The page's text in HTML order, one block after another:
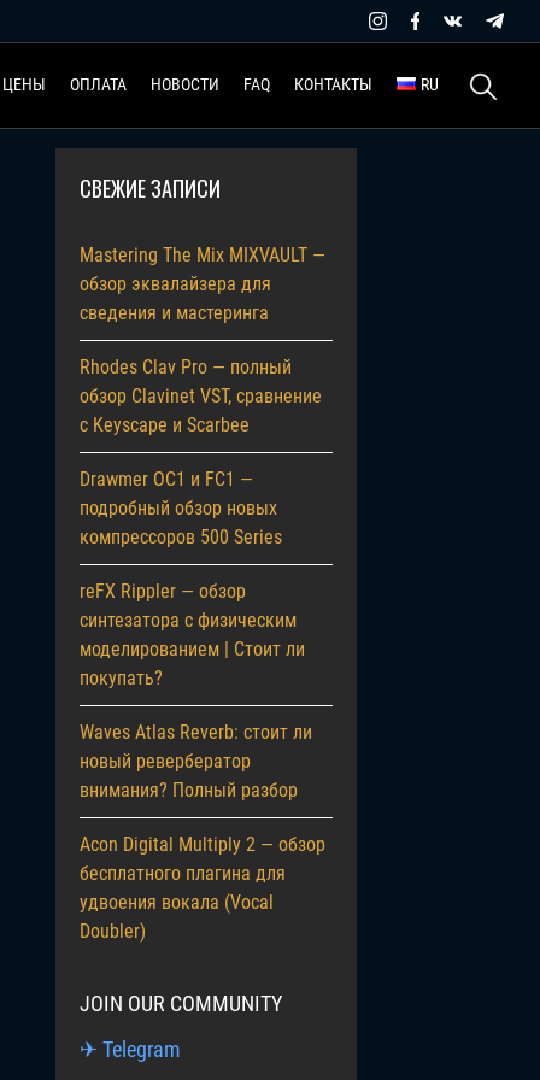
ЦЕНЫ ОПЛАТА НОВОСТИ FAQ КОНТАКТЫ RU Найти:
СВЕЖИЕ ЗАПИСИ
Mastering The Mix MIXVAULT —
обзор эквалайзера для
сведения и мастеринга
Rhodes Clav Pro — полный
обзор Clavinet VST, сравнение
с Keyscape и Scarbee
Drawmer OC1 и FC1 —
подробный обзор новых
компрессоров 500 Series
reFX Rippler — обзор
синтезатора с физическим
моделированием | Стоит ли
покупать?
Waves Atlas Reverb: стоит ли
новый ревербератор
внимания? Полный разбор
Acon Digital Multiply 2 — обзор
бесплатного плагина для
удвоения вокала (Vocal
Doubler)
JOIN OUR COMMUNITY
✈ Telegram